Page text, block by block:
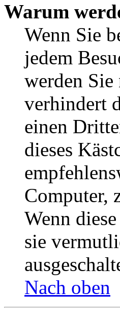
Warum
Wenn Sie
jedem
werden
verhindert
einen
dieses
Computer,
Wenn
sie
Nach oben